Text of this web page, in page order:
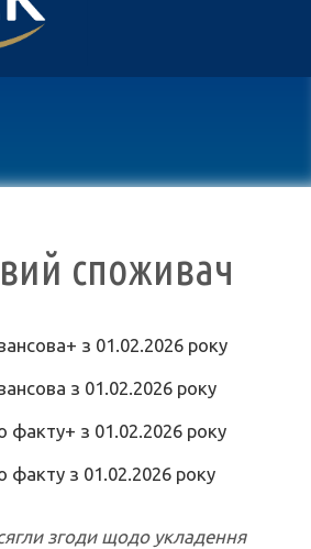
споживач
з 01.02.2026 року
з 01.02.2026 року
факту+ з 01.02.2026 року
факту з 01.02.2026 року
згоди щодо укладення